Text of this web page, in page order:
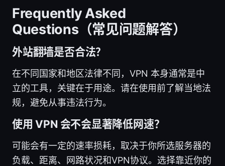
Frequently Asked
Questions（常见问题解答）
外站翻墙是否合法？
在不同国家和地区法律不同，VPN 本身通常是中
立的工具，关键在于用途。请在使用前了解当地法
规，避免从事违法行为。
使用 VPN 会不会显著降低网速？
可能会有一定的速率损耗，取决于你所选服务器的
负载、距离、网路状况和VPN协议。选择靠近你的